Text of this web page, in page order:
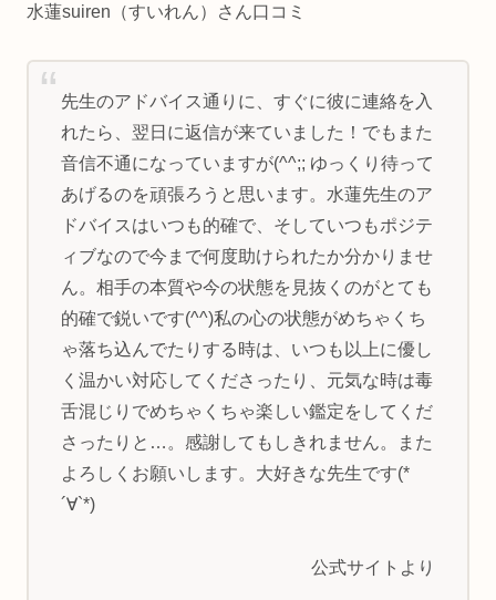
水蓮suiren（すいれん）さん口コミ
先生のアドバイス通りに、すぐに彼に連絡を入
れたら、翌日に返信が来ていました！でもまた
音信不通になっていますが(^^;; ゆっくり待って
あげるのを頑張ろうと思います。水蓮先生のア
ドバイスはいつも的確で、そしていつもポジテ
ィブなので今まで何度助けられたか分かりませ
ん。相手の本質や今の状態を見抜くのがとても
的確で鋭いです(^^)私の心の状態がめちゃくち
ゃ落ち込んでたりする時は、いつも以上に優し
く温かい対応してくださったり、元気な時は毒
舌混じりでめちゃくちゃ楽しい鑑定をしてくだ
さったりと…。感謝してもしきれません。また
よろしくお願いします。大好きな先生です(*
´∀`*)
公式サイトより